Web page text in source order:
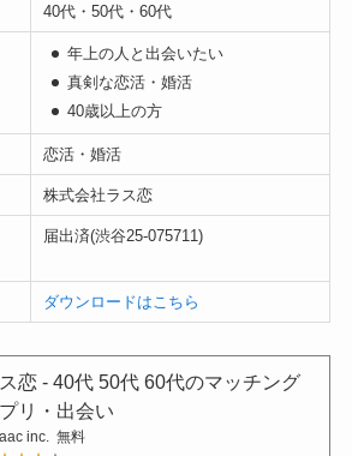
40代・50代・60代
年上の人と出会いたい
真剣な恋活・婚活
40歳以上の方
恋活・婚活
株式会社ラス恋
届出済(渋谷25-075711)
ダウンロードはこちら
恋 ‐ 40代 50代 60代のマッチング
リ・出会い
inc. 無料